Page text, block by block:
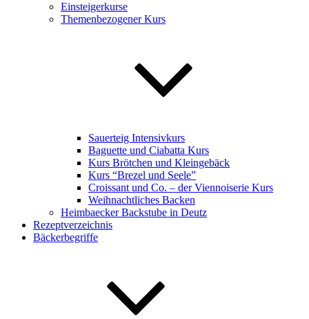
Einsteigerkurse
Themenbezogener Kurs
Sauerteig Intensivkurs
Baguette und Ciabatta Kurs
Kurs Brötchen und Kleingebäck
Kurs “Brezel und Seele”
Croissant und Co. – der Viennoiserie Kurs
Weihnachtliches Backen
Heimbaecker Backstube in Deutz
Rezeptverzeichnis
Bäckerbegriffe